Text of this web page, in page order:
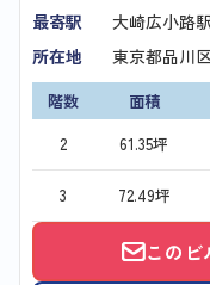
最寄駅
大崎広小路駅
所在地
東京都品川
階数 面積
2
61.35坪
3 72.49坪
この